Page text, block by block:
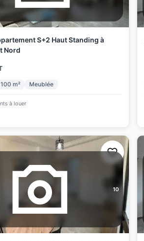
S+2 Haut Standing à
Nord
100 m² Meublée
à louer
10